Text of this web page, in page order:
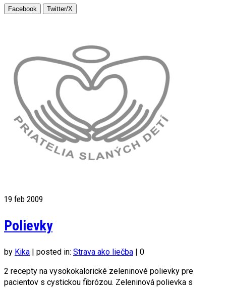
Facebook Twitter/X
19 feb 2009
Polievky
by Kika | posted in: Strava ako liečba | 0
2 recepty na vysokokalorické zeleninové polievky pre
pacientov s cystickou fibrózou. Zeleninová polievka s